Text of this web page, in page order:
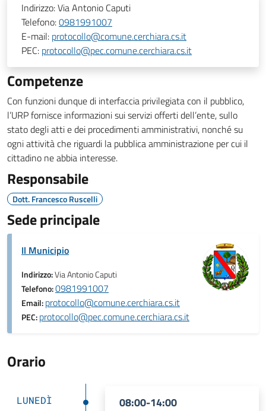
Indirizzo:Via Antonio Caputi
Telefono:0981991007
E-mail: protocollo@comune.cerchiara.cs.it
PEC: protocollo@pec.comune.cerchiara.cs.it
Competenze
Con funzioni dunque di interfaccia privilegiata con il pubblico,
l’URP fornisce informazioni sui servizi offerti dell’ente, sullo
stato degli atti e dei procedimenti amministrativi, nonché su
ogni attività che riguardi la pubblica amministrazione per cui il
cittadino ne abbia interesse.
Responsabile
Dott. Francesco Ruscelli
Sede principale
Il Municipio
Indirizzo:Via Antonio Caputi
Telefono:0981991007
Email:protocollo@comune.cerchiara.cs.it
PEC:protocollo@pec.comune.cerchiara.cs.it
Orario
LUNEDÌ 08:00-14:00